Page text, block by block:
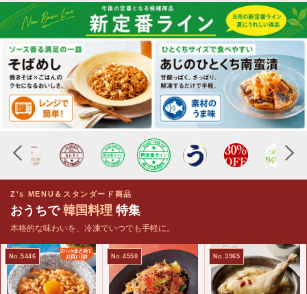
Z's MENU＆スタンダード商品
おうちで 韓国料理 特集
本格的な味わいを、冷凍でいつでも手軽に。
No.5446 No.4550 No.3965